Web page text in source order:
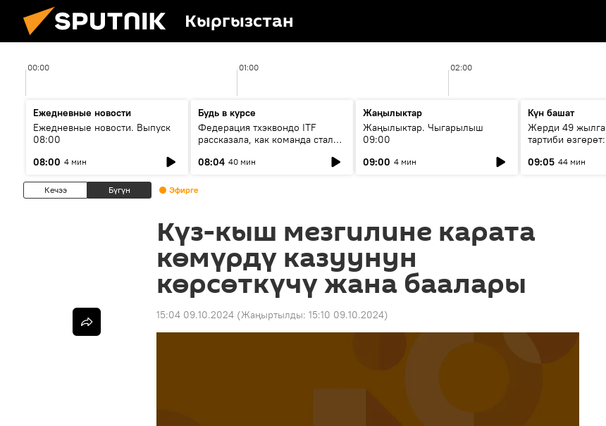
Кыргызстан
00:00 01:00 02:00
Ежедневные новости
Ежедневные новости. Выпуск
08:00
08:00 4 мин
Будь в курсе
Федерация тхэквондо ITF
рассказала, как команда стала
08:04 40 мин
Жаңылыктар
Жаңылыктар. Чыгарылыш
09:00
09:00 4 мин
Күн башат
Жерди 49 жылга
тартиби
09:05 44 мин
Кечээ Бүгүн Эфирге
Күз-кыш мезгилине карата
көмүрдү казуунун
көрсөткүчү жана баалары
15:04 09.10.2024 (Жаңыртылды: 15:10 09.10.2024)